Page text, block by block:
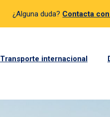
¿Alguna duda? Contacta
Transporte internacional